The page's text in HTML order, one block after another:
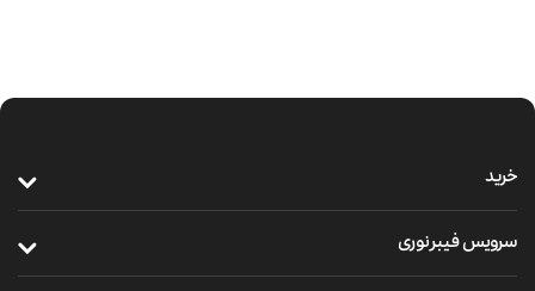
خرید
خرید سیم‌کارت
سرویس فیبر نوری